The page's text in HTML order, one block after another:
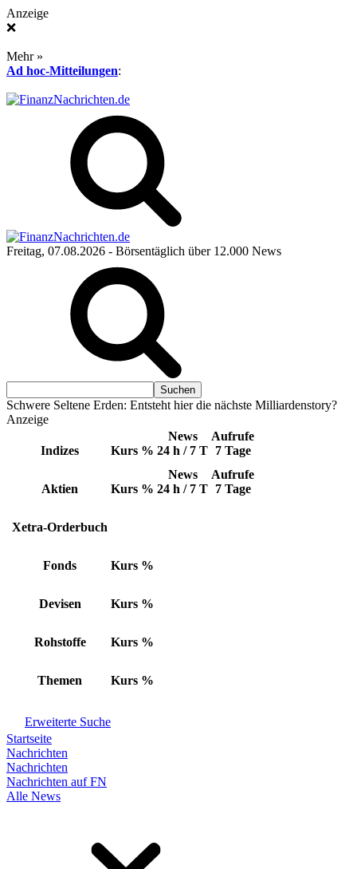
Anzeige
❌
Mehr »
Ad hoc-Mitteilungen:
Freitag, 07.08.2026 - Börsentäglich über 12.000 News
Schwere Seltene Erden: Entsteht hier die nächste Milliardenstory?
Anzeige
Indizes Kurs %
News
24 h / 7 T
Aufrufe
7 Tage
Aktien Kurs %
News
24 h / 7 T
Aufrufe
7 Tage
Xetra-Orderbuch
Fonds Kurs %
Devisen Kurs %
Rohstoffe Kurs %
Themen Kurs %
Erweiterte Suche
Startseite
Nachrichten
Nachrichten
Nachrichten auf FN
Alle News